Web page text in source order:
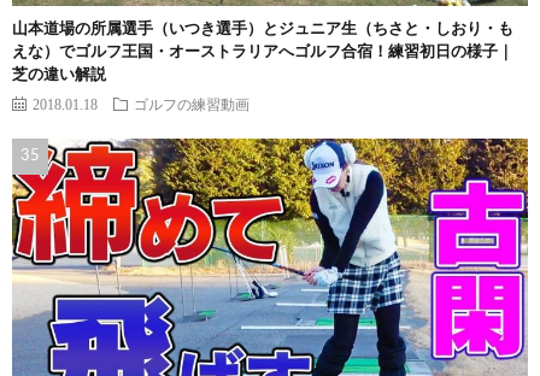
山本道場の所属選手（いつき選手）とジュニア生（ちさと・しおり・も
えな）でゴルフ王国・オーストラリアへゴルフ合宿！練習初日の様子｜
芝の違い解説
2018.01.18 ゴルフの練習動画